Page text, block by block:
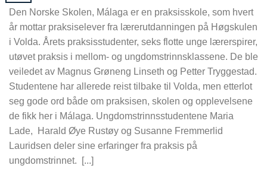
Den Norske Skolen, Málaga er en praksisskole, som hvert
år mottar praksiselever fra lærerutdanningen på Høgskulen
i Volda. Årets praksisstudenter, seks flotte unge lærerspirer,
utøvet praksis i mellom- og ungdomstrinnsklassene. De ble
veiledet av Magnus Grøneng Linseth og Petter Tryggestad.
Studentene har allerede reist tilbake til Volda, men etterlot
seg gode ord både om praksisen, skolen og opplevelsene
de fikk her i Málaga. Ungdomstrinnsstudentene Maria
Lade, Harald Øye Rustøy og Susanne Fremmerlid
Lauridsen deler sine erfaringer fra praksis på
ungdomstrinnet. [...]